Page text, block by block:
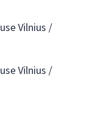
Vilnius /
Vilnius /